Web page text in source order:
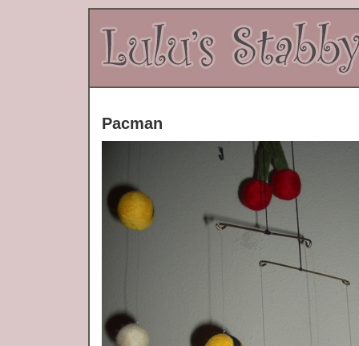
Pacman